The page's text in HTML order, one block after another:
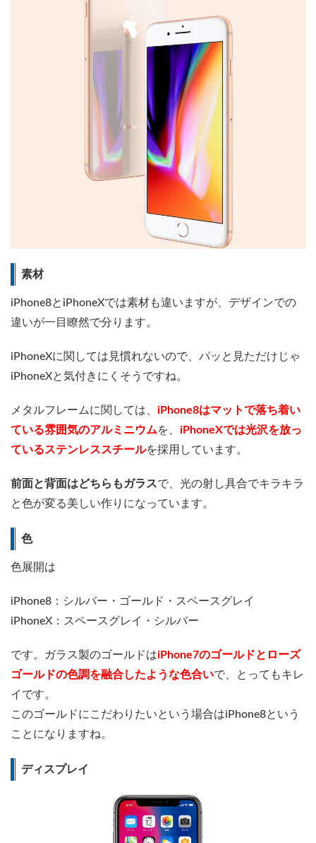
素材
iPhone8とiPhoneXでは素材も違いますが、デザインでの
違いが一目瞭然で分ります。
iPhoneXに関しては見慣れないので、パッと見ただけじゃ
iPhoneXと気付きにくそうですね。
メタルフレームに関しては、 iPhone8はマットで落ち着い
ている雰囲気のアルミニウムを、 iPhoneXでは光沢を放っ
ているステンレススチールを採用しています。
前面と背面はどちらもガラスで、光の射し具合でキラキラ
と色が変る美しい作りになっています。
色
色展開は
iPhone8：シルバー・ゴールド・スペースグレイ
iPhoneX：スペースグレイ・シルバー
です。ガラス製のゴールドはiPhone7のゴールドとローズ
ゴールドの色調を融合したような色合いで、とってもキレ
イです。
このゴールドにこだわりたいという場合はiPhone8という
ことになりますね。
ディスプレイ